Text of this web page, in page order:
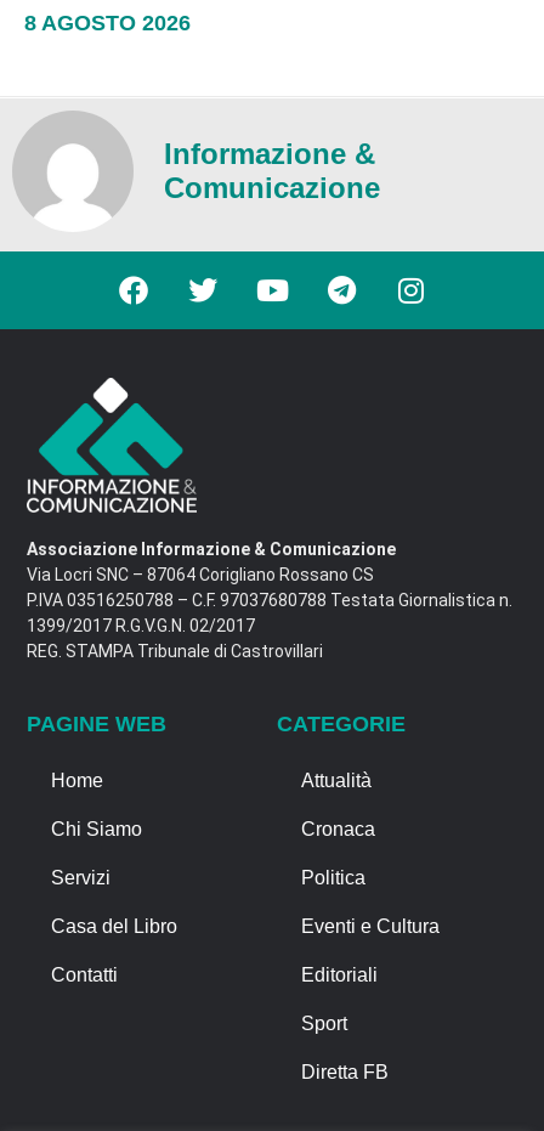
8 AGOSTO 2026
Informazione &
Comunicazione
Associazione Informazione & Comunicazione
Via Locri SNC – 87064 Corigliano Rossano CS
P.IVA 03516250788 – C.F. 97037680788 Testata Giornalistica n.
1399/2017 R.G.V.G.N. 02/2017
REG. STAMPA Tribunale di Castrovillari
PAGINE WEB
Home
Chi Siamo
Servizi
Casa del Libro
Contatti
CATEGORIE
Attualità
Cronaca
Politica
Eventi e Cultura
Editoriali
Sport
Diretta FB